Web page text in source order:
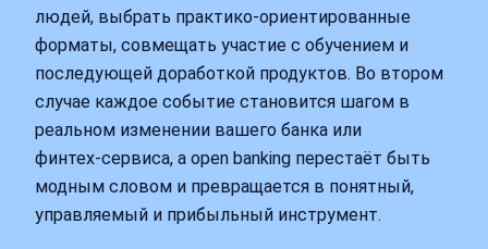
людей, выбрать практико‑ориентированные
форматы, совмещать участие с обучением и
последующей доработкой продуктов. Во втором
случае каждое событие становится шагом в
реальном изменении вашего банка или
финтех‑сервиса, а open banking перестаёт быть
модным словом и превращается в понятный,
управляемый и прибыльный инструмент.